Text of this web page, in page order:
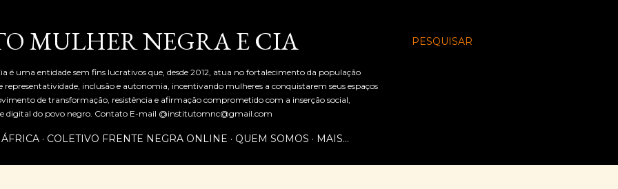
PESQUISAR
MULHER NEGRA E CIA
é uma entidade sem fins lucrativos que, desde 2012, atua no fortalecimento da população
representatividade, inclusão e autonomia, incentivando mulheres a conquistarem seus espaços
de transformação, resistência e afirmação comprometido com a inserção social,
digital do povo negro. Contato E-mail @institutomnc@gmail.com
COLETIVO FRENTE NEGRA ONLINE QUEM SOMOS MAIS…